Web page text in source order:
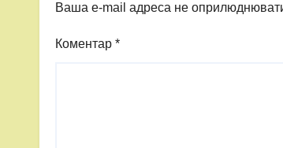
Ваша e-mail адреса не
Коментар *